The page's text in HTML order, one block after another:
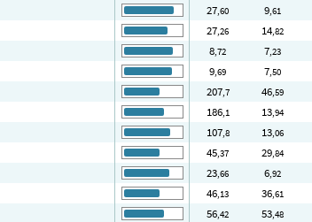
27,60 9,61
27,26 14,82
8,72 7,23
9,69 7,50
207,7 46,59
186,1 13,94
107,8 13,06
45,37 29,84
23,66 6,92
46,13 36,61
56,42 53,48